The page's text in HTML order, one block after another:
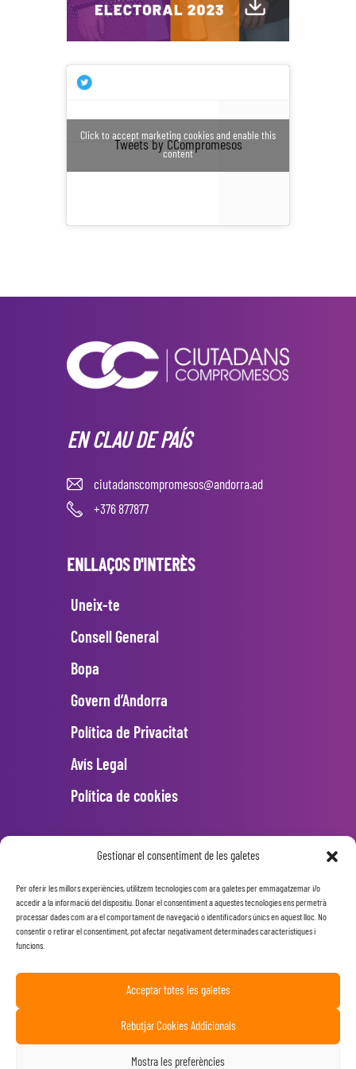
Gestionar el consentiment de les galetes
Per oferir les millors experiències, utilitzem tecnologies com ara galetes per emmagatzemar i/o
accedir a la informació del dispositiu. Donar el consentiment a aquestes tecnologies ens permetrà
processar dades com ara el comportament de navegació o identificadors únics en aquest lloc. No
consentir o retirar el consentiment, pot afectar negativament determinades característiques i
funcions.
Acceptar totes les galetes
Rebutjar Cookies Addicionals
Mostra les preferències
Tweets by CCompromesos
Click to accept marketing cookies and enable this
content
EN CLAU DE PAÍS
ciutadanscompromesos@andorra.ad
+376 877877
ENLLAÇOS D'INTERÈS
Uneix-te
Consell General
Bopa
Govern d’Andorra
Política de Privacitat
Avís Legal
Política de cookies
INSTAGRAM
Error: 400: Bad Request
Error: 400: Bad Request